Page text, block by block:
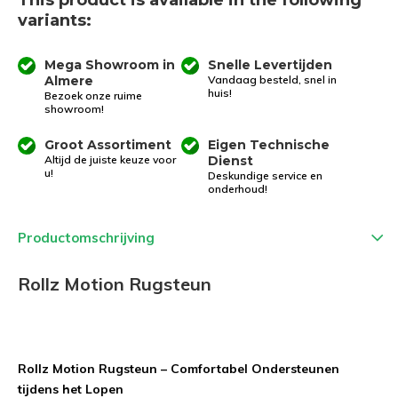
variants:
Mega Showroom in
Almere
Bezoek onze ruime
showroom!
Snelle Levertijden
Vandaag besteld, snel in
huis!
Groot Assortiment
Altijd de juiste keuze voor
u!
Eigen Technische
Dienst
Deskundige service en
onderhoud!
Productomschrijving
Rollz Motion Rugsteun
Rollz Motion Rugsteun – Comfortabel Ondersteunen
tijdens het Lopen